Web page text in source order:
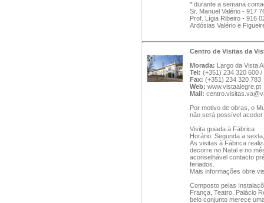
* durante a semana
Sr. Manuel Valério - 917
Prof. Lígia Ribeiro - 916
Ardósias Valério e
Centro de Visitas da
Morada: Largo da Vista
Tel: (+351) 234 320 600
Fax: (+351) 234 320 783
Web: www.vistaalegre.pt
Mail:
Por motivo de obras, o
não será possível
Visita guiada à Fábrica
Horário: Segunda a
As visitas à Fábrica
decorre no Natal e no
aconselhável contacto
feriados.
Mais informações obre
Composto pelas
França, Teatro, Palácio
belo conjunto merece